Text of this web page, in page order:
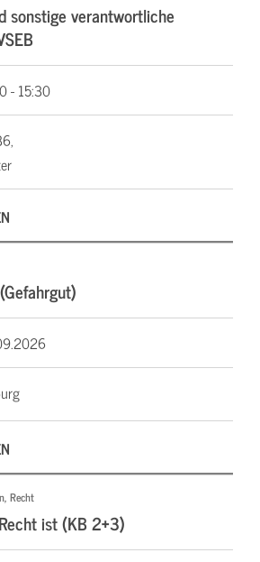
sonstige verantwortliche
- 15:30
Recht
ist (KB 2+3)